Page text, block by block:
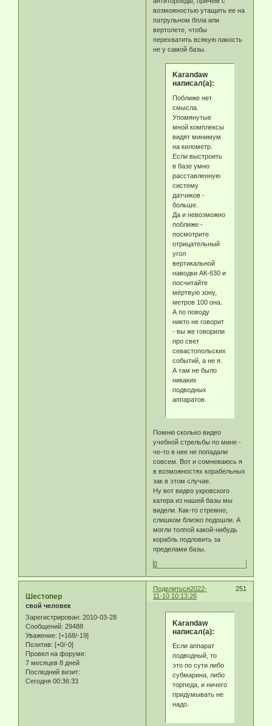
возможностью утащить ее на
патрульном бпла или
вертолете, чтобы
перехватить всякую пакость
не у самой базы.
Karandaw
написал(а):
Поближе нет
смысла.
Упомянутые
мной комплексы
видят минимум
на километр.
Если выстроить
в базе умно
расставленную
систему
датчиков -
больше.
Да и невозможно
поближе -
посмотрите
отрицательный
угол
вертикальной
наводки АК-630 и
посчитайте
мёртвую зону,
метров 100 она.
А по поводу
никто не говорит
- вы же говорили
про свет
севастопольских
событий, а не я.
А там не было
никаких
подводных
аппаратов.
Помню сколько видео
учебной стрельбы по мине -
че-то в нее не попадали
совсем. Вот и сомневаюсь я
в возможностях корабельных
зак в этом случае.
Ну вот видео укровского
катера из нашей базы мы
видели. Как-то стремно,
слишком близко подошли. А
могли толпой какой-нибудь
корабль подловить за
пределами базы.
0
Поделиться 251
2022-
11-10 10:13:26
Шестопер
свой человек
Зарегистрирован: 2010-03-28
Сообщений: 29488
Уважение: [+168/-19]
Позитив: [+0/-0]
Провел на форуме:
7 месяцев 8 дней
Последний визит:
Сегодня 00:36:33
Karandaw
написал(а):
Если аппарат
подводный, то
это по сути либо
субмарина, либо
торпеда, и ничего
придумывать не
надо.